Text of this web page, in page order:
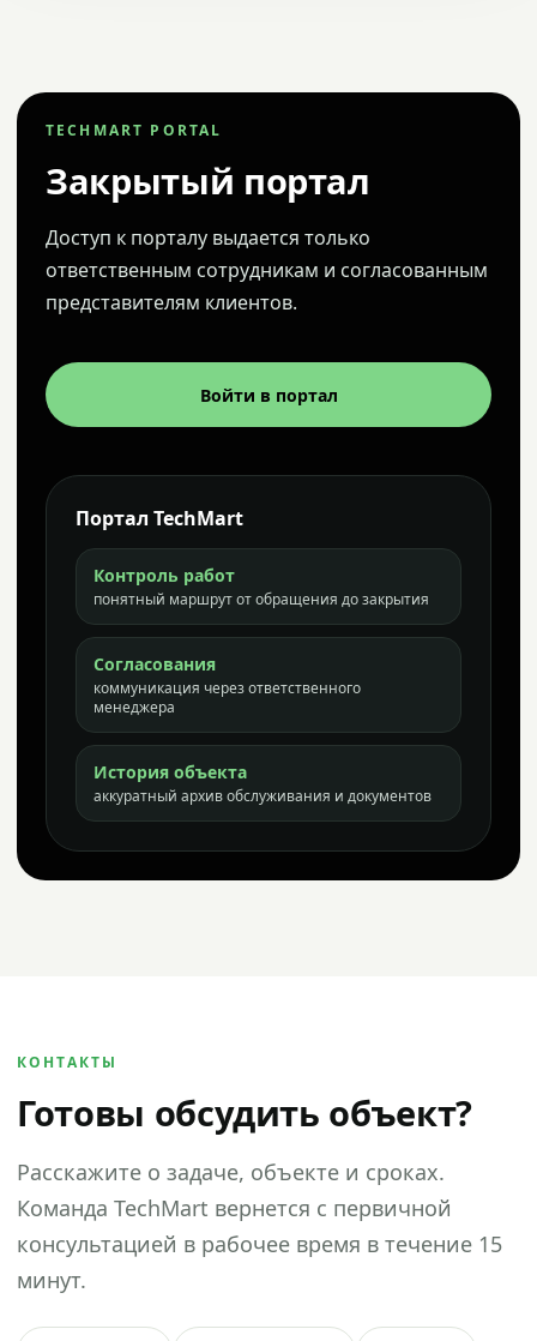
TECHMART PORTAL
Закрытый портал
Доступ к порталу выдается только
ответственным сотрудникам и согласованным
представителям клиентов.
Войти в портал
Портал TechMart
Контроль работ
понятный маршрут от обращения до закрытия
Согласования
коммуникация через ответственного
менеджера
История объекта
аккуратный архив обслуживания и документов
КОНТАКТЫ
Готовы обсудить объект?
Расскажите о задаче, объекте и сроках.
Команда TechMart вернется с первичной
консультацией в рабочее время в течение 15
минут.